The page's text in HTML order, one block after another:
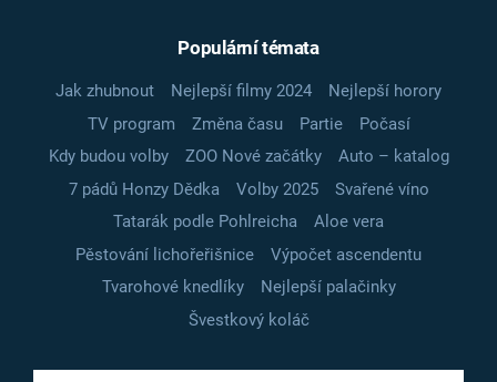
Populární témata
Jak zhubnout Nejlepší filmy 2024
Nejlepší horory
TV program
Změna času Partie
Počasí
Kdy budou volby
ZOO Nové začátky
Auto – katalog
7 pádů Honzy Dědka
Volby 2025
Svařené víno
Tatarák podle Pohlreicha
Aloe vera
Pěstování lichořeřišnice
Výpočet ascendentu
Tvarohové knedlíky
Nejlepší palačinky
Švestkový koláč